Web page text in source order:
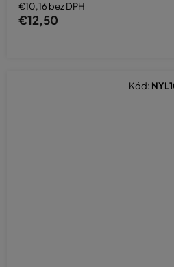
€10,16 bez DPH
€12,50
Kód: